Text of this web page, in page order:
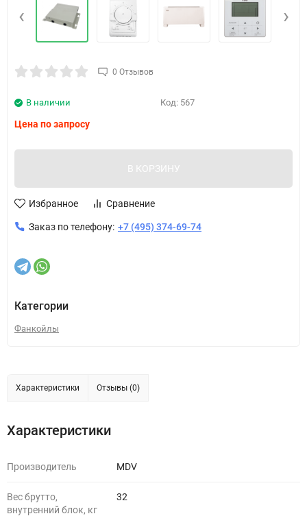
‹ ›
0 Отзывов
Код: 567
В наличии
Цена по запросу
В КОРЗИНУ
Избранное Сравнение
Заказ по телефону: +7 (495) 374-69-74
Категории
Фанкойлы
Характеристики Отзывы (0)
Характеристики
Производитель MDV
Вес брутто,
внутренний блок, кг
32